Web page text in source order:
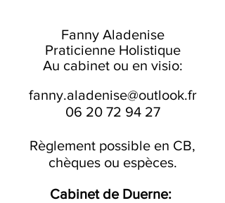
Fanny Aladenise
Praticienne Holistique
Au cabinet ou en visio:
fanny.aladenise@outlook.fr
06 20 72 94 27
Règlement possible en CB,
chèques ou espèces.
Cabinet de Duerne: